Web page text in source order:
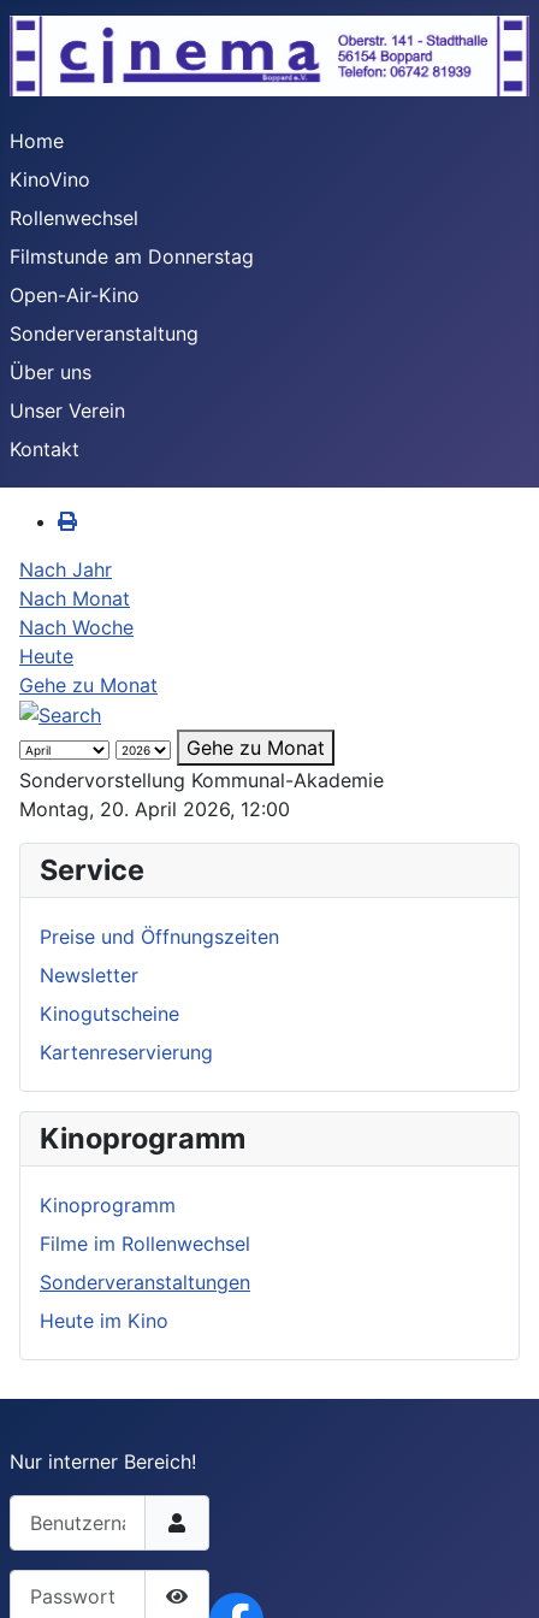
Home
KinoVino
Rollenwechsel
Filmstunde am Donnerstag
Open-Air-Kino
Sonderveranstaltung
Über uns
Unser Verein
Kontakt
Nach Jahr
Nach Monat
Nach Woche
Heute
Gehe zu Monat
Gehe zu Monat
Sondervorstellung Kommunal-Akademie
Montag, 20. April 2026, 12:00
Service
Preise und Öffnungszeiten
Newsletter
Kinogutscheine
Kartenreservierung
Kinoprogramm
Kinoprogramm
Filme im Rollenwechsel
Sonderveranstaltungen
Heute im Kino
Nur interner Bereich!
Passwort